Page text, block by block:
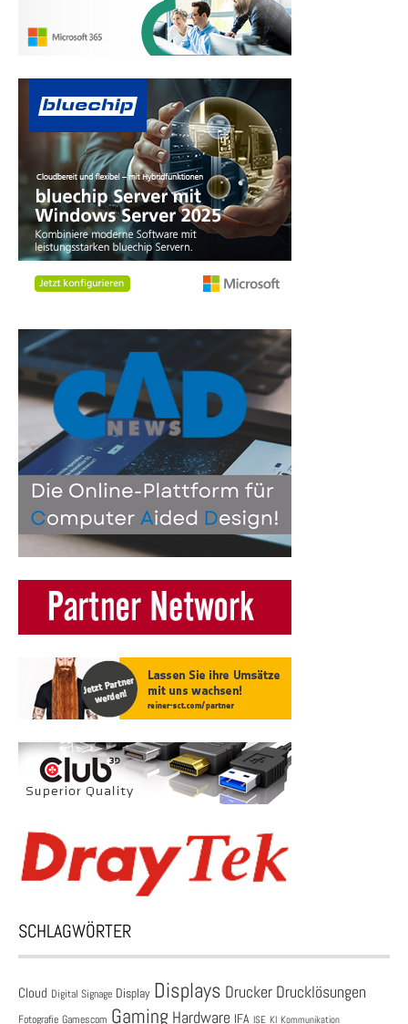
SCHLAGWÖRTER
Cloud Digital Signage Display Displays Drucker Drucklösungen
Fotografie Gamescom Gaming Hardware IFA ISE KI Kommunikation